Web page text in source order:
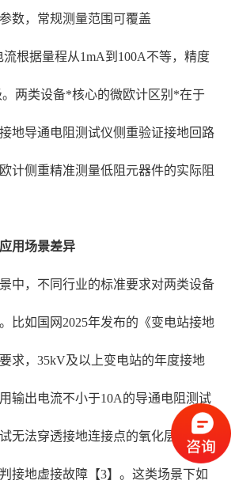
数，常规测量范围可覆盖
根据量程从1mA到100A不等，精度
两类设备*核心的微欧计区别*在于
地导通电阻测试仪侧重验证接地回路
计侧重精准测量低阻元器件的实际阻
用场景差异
中，不同行业的标准要求对两类设备
比如国网2025年发布的《变电站接地
求，35kV及以上变电站的年度接地
输出电流不小于10A的导通电阻测试
无法穿透接地连接点的氧化层，导致
接地虚接故障【3】。这类场景下如